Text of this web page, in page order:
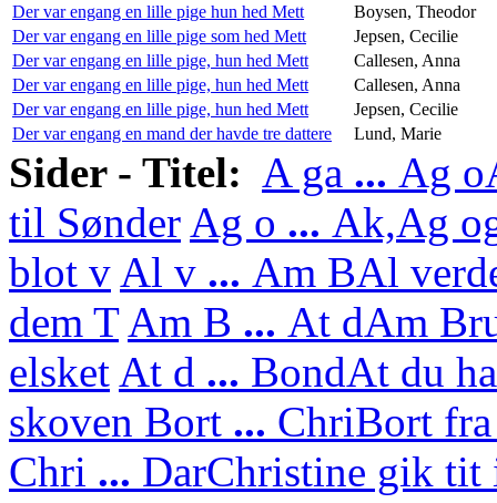
Der var engang en lille pige hun hed Mett
Boysen, Theodor
Der var engang en lille pige som hed Mett
Jepsen, Cecilie
Der var engang en lille pige, hun hed Mett
Callesen, Anna
Der var engang en lille pige, hun hed Mett
Callesen, Anna
Der var engang en lille pige, hun hed Mett
Jepsen, Cecilie
Der var engang en mand der havde tre dattere
Lund, Marie
Sider - Titel: A ga ... Ag o
til Sønder Ag o ... Ak,Ag
blot v Al v ... Am BAl
dem T Am B ... At dAm
elsket At d ... BondAt du
skoven Bort ... ChriBort
Chri ... DarChristine gik tit